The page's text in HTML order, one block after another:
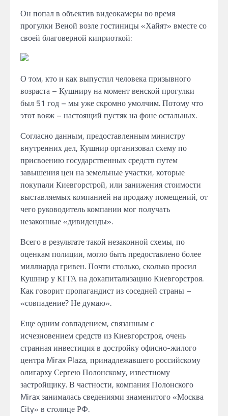
Он попал в объектив видеокамеры во время
прогулки Веной возле гостиницы «Хайят» вместе со
своей благоверной киприоткой:
О том, кто и как выпустил человека призывного
возраста – Кушниру на момент венской прогулки
был 51 год – мы уже скромно умолчим. Потому что
этот вояж – настоящий пустяк на фоне остальных.
Согласно данным, предоставленным министру
внутренних дел, Кушнир организовал схему по
присвоению государственных средств путем
завышения цен на земельные участки, которые
покупали Киевгорстрой, или занижения стоимости
выставляемых компанией на продажу помещений, от
чего руководитель компании мог получать
незаконные «дивиденды».
Всего в результате такой незаконной схемы, по
оценкам полиции, могло быть предоставлено более
миллиарда гривен. Почти столько, сколько просил
Кушнир у КГГА на докапитализацию Киевгорстроя.
Как говорит пропагандист из соседней страны –
«совпадение? Не думаю».
Еще одним совпадением, связанным с
исчезновением средств из Киевгорстроя, очень
странная инвестиция в достройку офисно-жилого
центра Mirax Plaza, принадлежавшего российскому
олигарху Сергею Полонскому, известному
застройщику. В частности, компания Полонского
Mirax занималась сведениями знаменитого «Москва
City» в столице РФ.